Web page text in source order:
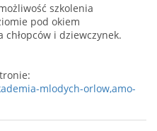
szkolenia
pod okiem
i dziewczynek.
mlodych-orlow,amo-